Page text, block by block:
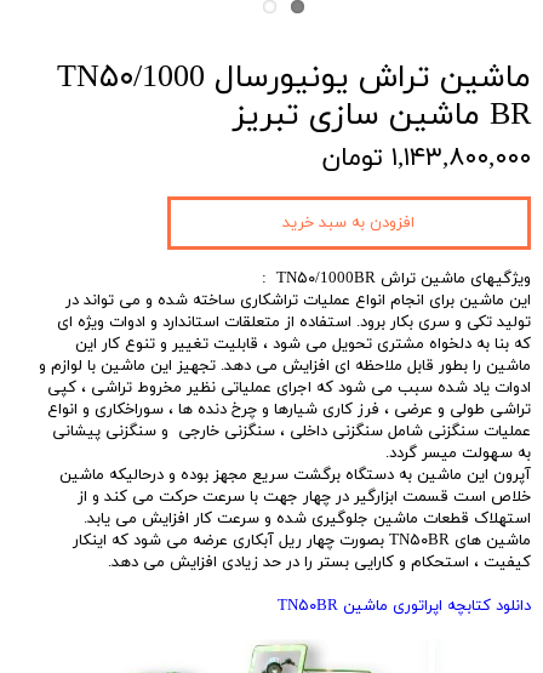
ماشین تراش یونیورسال TN۵۰/1000
BR ماشین سازی تبریز
۱,۱۴۳,۸۰۰,۰۰۰ تومان
ویژگیهای ماشین تراش TN۵۰/1000BR :
این ماشین برای انجام انواع عملیات تراشکاری ساخته شده و می تواند در
تولید تکی و سری بکار برود. استفاده از متعلقات استاندارد و ادوات ویژه ای
که بنا به دلخواه مشتری تحویل می شود ، قابلیت تغییر و تنوع کار این
ماشین را بطور قابل ملاحظه ای افزایش می دهد. تجهیز این ماشین با لوازم و
ادوات یاد شده سبب می شود که اجرای عملیاتی نظیر مخروط تراشی ، کپی
تراشی طولی و عرضی ، فرز کاری شیارها و چرخ دنده ها ، سوراخکاری و انواع
عملیات سنگزنی شامل سنگزنی داخلی ، سنگزنی خارجی و سنگزنی پیشانی
به سهولت میسر گردد.
آپرون این ماشین به دستگاه برگشت سریع مجهز بوده و درحالیکه ماشین
خلاص است قسمت ابزارگیر در چهار جهت با سرعت حرکت می کند و از
استهلاک قطعات ماشین جلوگیری شده و سرعت کار افزایش می یابد.
ماشین های TN۵۰BR بصورت چهار ریل آبکاری عرضه می شود که اینکار
کیفیت ، استحکام و کارایی بستر را در حد زیادی افزایش می دهد.
دانلود کتابچه اپراتوری ماشین TN۵۰BR
افزودن به سبد خرید